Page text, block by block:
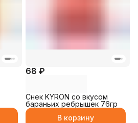
68 ₽
Снек KYRON со вкусом
бараньих ребрышек 76гр
В корзину